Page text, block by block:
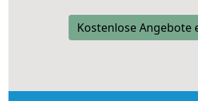
Kostenlose Angebote